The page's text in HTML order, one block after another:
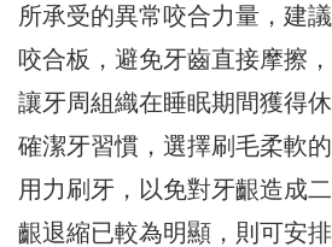
所承受的異常咬合力量， 建
咬合板，避免牙齒直接摩擦
讓牙周組織在睡眠期間獲得
確潔牙習慣， 選擇刷毛柔軟
用力刷牙， 以免對牙齦造成
齦退縮已較為明顯， 則可安